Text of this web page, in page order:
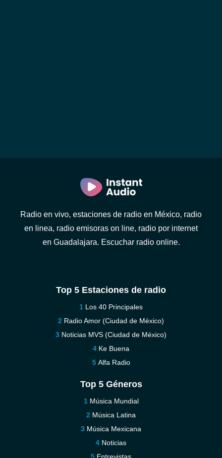
Radio en vivo, estaciones de radio en México, radio
en linea, radio emisoras on line, radio por internet
en Guadalajara. Escuchar radio online.
Top 5 Estaciones de radio
Los 40 Principales
Radio Amor (Ciudad de México)
Noticias MVS (Ciudad de México)
Ke Buena
Alfa Radio
Top 5 Géneros
Música Mundial
Música Latina
Música Mexicana
Noticias